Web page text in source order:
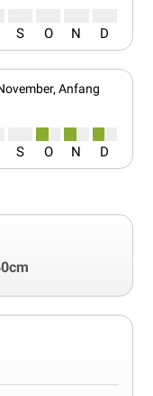
S O N D
Anfang
S O N D